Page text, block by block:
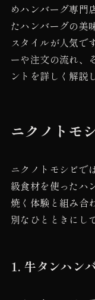
めハンバーグ専門
たハンバーグの美
スタイルが人気で
ーや注文の流れ、
ントを詳しく解説
ニクノトモ
ニクノトモシビで
級食材を使ったハ
焼く体験と組み合
別なひとときにし
1. 牛タンハン